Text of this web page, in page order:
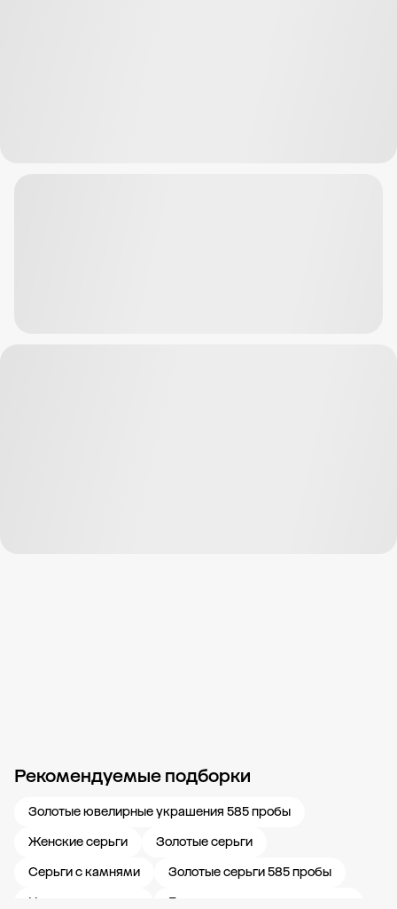
Рекомендуемые подборки
Золотые ювелирные украшения 585 пробы
Женские серьги
Золотые серьги
Серьги с камнями
Золотые серьги 585 пробы
Недорогие серьги
Дешевые золотые украшения
Новости компании Журнал ЗОЛОТОЙ Блог